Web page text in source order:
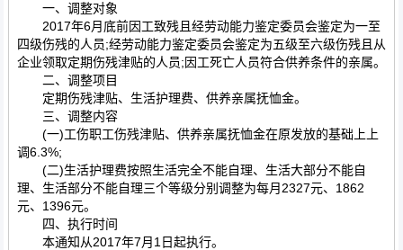
一、调整对象
2017年6月底前因工致残且经劳动能力鉴定委员会鉴定为一至
四级伤残的人员;经劳动能力鉴定委员会鉴定为五级至六级伤残且从
企业领取定期伤残津贴的人员;因工死亡人员符合供养条件的亲属。
二、调整项目
定期伤残津贴、生活护理费、供养亲属抚恤金。
三、调整内容
(一)工伤职工伤残津贴、供养亲属抚恤金在原发放的基础上上
调6.3%;
(二)生活护理费按照生活完全不能自理、生活大部分不能自
理、生活部分不能自理三个等级分别调整为每月2327元、1862
元、1396元。
四、执行时间
本通知从2017年7月1日起执行。